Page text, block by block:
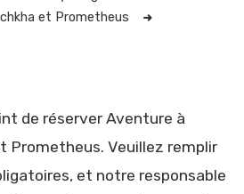
et Prometheus
de réserver Aventure à
Prometheus. Veuillez remplir
et notre responsable